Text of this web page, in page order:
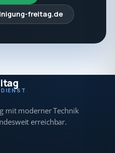
freitag.de
mit moderner Technik
erreichbar.